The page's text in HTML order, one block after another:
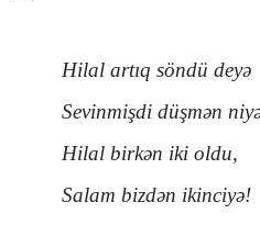
Hilal artıq söndü deyə
Sevinmişdi düşmən
Hilal birkən iki oldu,
Salam bizdən ikinciyə!